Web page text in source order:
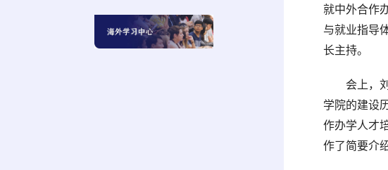
就中外合作
与就业指导
长主持。
会上，
学院的建设
作办学人才
作了简要介